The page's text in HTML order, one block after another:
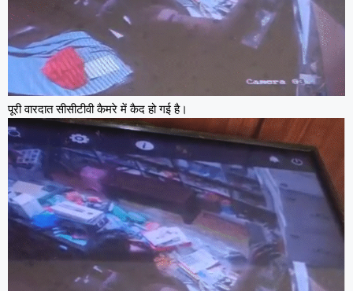
पूरी वारदात सीसीटीवी कैमरे में कैद हो गई है।